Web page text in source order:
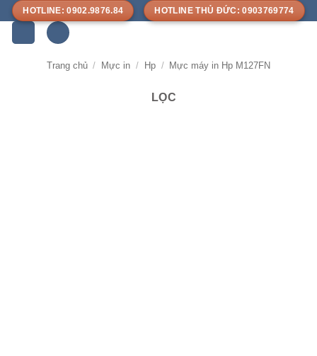
Bỏ
qua
nội
HOTLINE: 0902.9876.84 HOTLINE THỦ ĐỨC: 0903769774
Trang chủ / Mực in / Hp / Mực máy in Hp M127FN
LỌC